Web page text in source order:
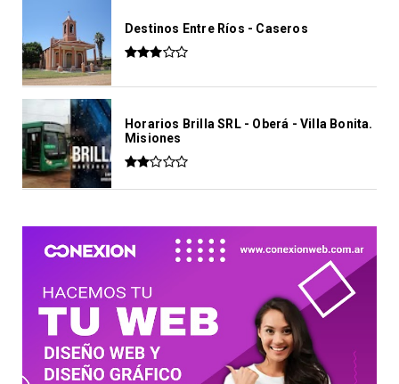
Destinos Entre Ríos - Caseros
Horarios Brilla SRL - Oberá - Villa Bonita.
Misiones